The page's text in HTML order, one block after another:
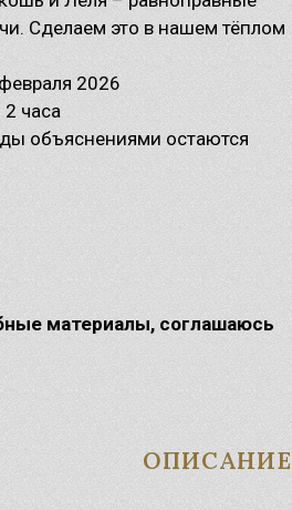
Славянские Боги
Судьбы
Велес – загадочный славянский
Бог
Сделаем это в нашем тёплом
2026
2 часа
объяснениями остаются
материалы, соглашаюсь
ОПИСАНИЕ